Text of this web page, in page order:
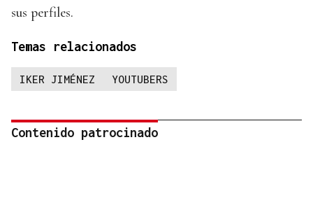
sus perfiles.
Temas relacionados
IKER JIMÉNEZ YOUTUBERS
Contenido patrocinado